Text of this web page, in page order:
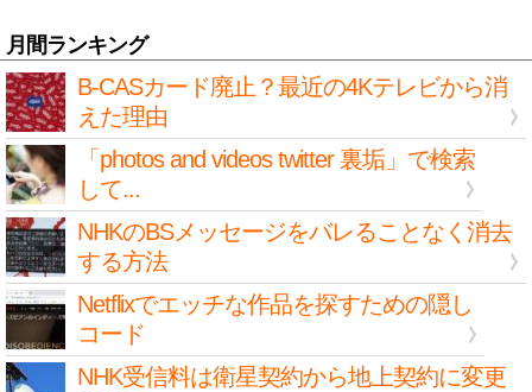
月間ランキング
B-CASカード廃止？最近の4Kテレビから消
えた理由
「photos and videos twitter 裏垢」で検索
して...
NHKのBSメッセージをバレることなく消去
する方法
Netflixでエッチな作品を探すための隠し
コード
NHK受信料は衛星契約から地上契約に変更